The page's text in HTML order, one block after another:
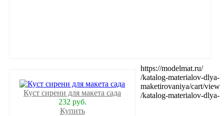
Куст сирени для макета сада
232 руб.
Купить
https://modelmat.ru/
/katalog-materialov-dlya-
maketirovaniya/cart/view
/katalog-materialov-dlya-